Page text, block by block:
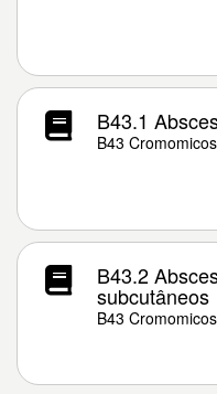
B43.1
B43
B43.2
subcutâneos
B43